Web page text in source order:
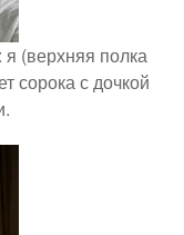
я (верхняя полка
сорока с дочкой